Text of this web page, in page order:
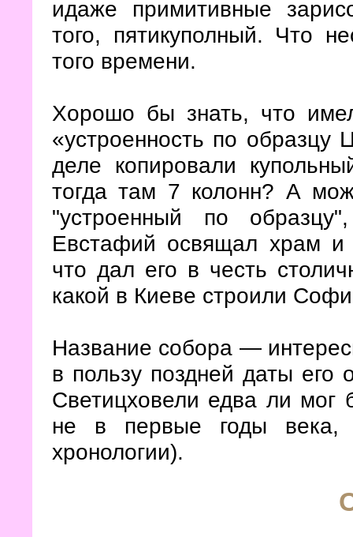
идаже примитивные
того, пятикуполный. Что
того времени.
Хорошо бы знать, что
«устроенность по образцу
деле копировали
тогда там 7 колонн? А
"устроенный по
Евстафий освящал храм и
что дал его в честь
какой в Киеве строили
Название собора —
в пользу поздней даты его
Светицховели едва ли мог
не в первые годы века,
хронологии).